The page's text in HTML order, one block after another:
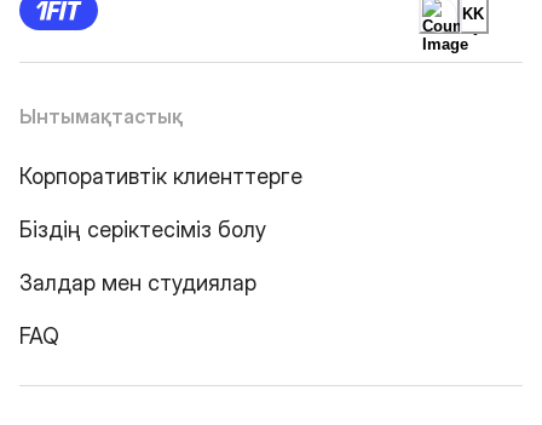
KK
Ынтымақтастық
Корпоративтік клиенттерге
Біздің серіктесіміз болу
Залдар мен студиялар
FAQ